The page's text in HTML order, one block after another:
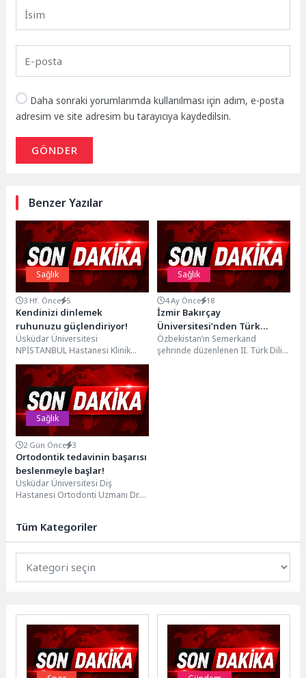
Daha sonraki yorumlarımda kullanılması için adım, e-posta
adresim ve site adresim bu tarayıcıya kaydedilsin.
GÖNDER
Benzer Yazılar
Sağlık
3 Hf. Önce 5
Kendinizi dinlemek
ruhunuzu güçlendiriyor!
Üsküdar Üniversitesi
NPİSTANBUL Hastanesi Klinik
Psikolog Buse Arslan, kendi
kendini dinlemenin psikolojik iyilik
haline etkisi...
Sağlık
4 Ay Önce 18
İzmir Bakırçay
Üniversitesi’nden Türk
Dünyası Sağlık Vizyonuna
Güçlü Katkı
Özbekistan’ın Semerkand
şehrinde düzenlenen II. Türk Dili
Sağlık
2 Gün Önce 3
Ortodontik tedavinin başarısı
beslenmeyle başlar!
Üsküdar Üniversitesi Diş
Hastanesi Ortodonti Uzmanı Dr.
Tüm Kategoriler